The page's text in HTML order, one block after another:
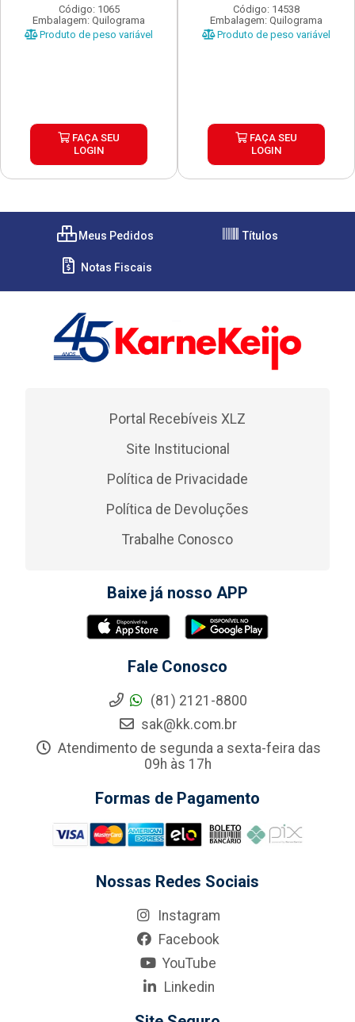
Código: 1065
Embalagem: Quilograma
Produto de peso variável
FAÇA SEU
LOGIN
Código: 14538
Embalagem: Quilograma
Produto de peso variável
FAÇA SEU
LOGIN
Meus Pedidos Títulos
Notas Fiscais
Portal Recebíveis XLZ
Site Institucional
Política de Privacidade
Política de Devoluções
Trabalhe Conosco
Baixe já nosso APP
Fale Conosco
(81) 2121-8800
sak@kk.com.br
Atendimento de segunda a sexta-feira das
09h às 17h
Formas de Pagamento
Nossas Redes Sociais
Instagram
Facebook
YouTube
Linkedin